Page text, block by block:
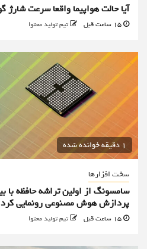
آیا حالت هواپیما واقعا سرعت
تیم تولید محتوا
1 دقیقه خوانده شده
سخت افزارها
پردازش هوش مصنوعی رونمایی کرد
تیم تولید محتوا